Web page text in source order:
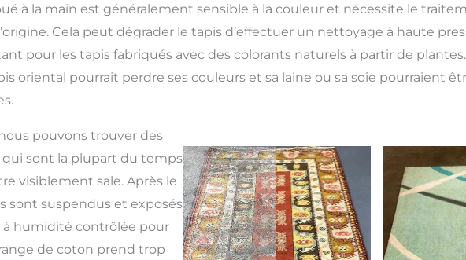
à la main est généralement sensible à la couleur et nécessite le
Cela peut dégrader le tapis d’effectuer un nettoyage à haute
pour les tapis fabriqués avec des colorants naturels à partir de
oriental pourrait perdre ses couleurs et sa laine ou sa soie pourraient
pouvons trouver des
sont la plupart du temps
visiblement sale. Après le
sont suspendus et exposés
humidité contrôlée pour
de coton prend trop